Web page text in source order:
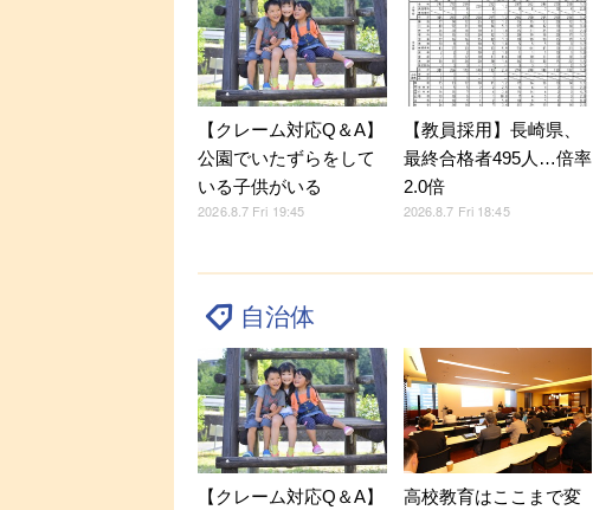
【クレーム対応Q＆A】
公園でいたずらをして
いる子供がいる
2026.8.7 Fri 19:45
【教員採用】長崎県、
最終合格者495人…倍率
2.0倍
2026.8.7 Fri 18:45
自治体
【クレーム対応Q＆A】
高校教育はここまで変